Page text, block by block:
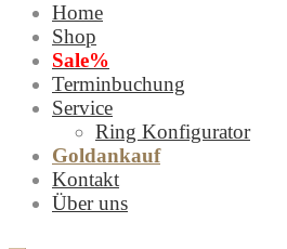
Home
Shop
Sale%
Terminbuchung
Service
Ring Konfigurator
Goldankauf
Kontakt
Über uns